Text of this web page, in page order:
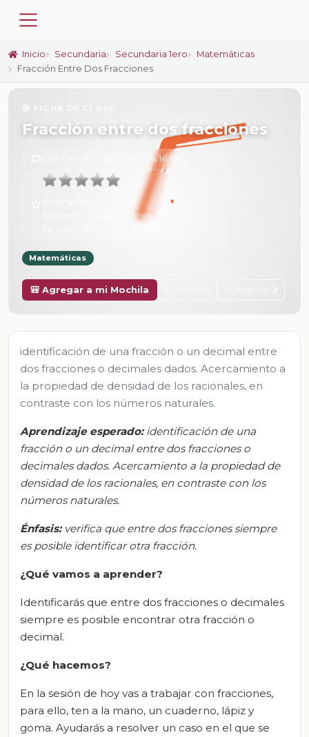
Inicio Secundaria Secundaria 1ero
Matemáticas
Fracción Entre Dos Fracciones
Fracción entre dos fracciones
6 de Febrero de 2025 a las 16:42
Número de valoraciones:
Matemáticas
🎒 Agregar a mi Mochila
identificación de una fracción o un decimal entre
dos fracciones o decimales dados. Acercamiento a
la propiedad de densidad de los racionales, en
contraste con los números naturales.
Aprendizajeesperado: identificación de una
fracción o un decimal entre dos fracciones o
decimales dados. Acercamiento a la propiedad de
densidad de los racionales, en contraste con los
números naturales.
Énfasis: verifica que entre dos fracciones siempre
es posible identificar otra fracción.
¿Qué vamos a aprender?
Identificarás que entre dos fracciones o decimales
siempre es posible encontrar otra fracción o
decimal.
¿Qué hacemos?
En la sesión de hoy vas a trabajar con fracciones,
para ello, ten a la mano, un cuaderno, lápiz y
goma. Ayudarás a resolver un caso en el que se